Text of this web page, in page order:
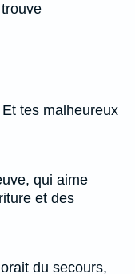
tes malheureux
qui aime
et des
du secours,